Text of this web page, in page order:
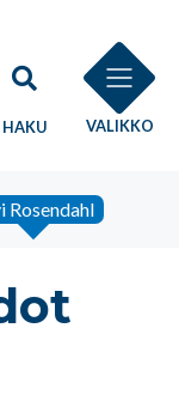
HAKU VALIKKO
Rosendahl